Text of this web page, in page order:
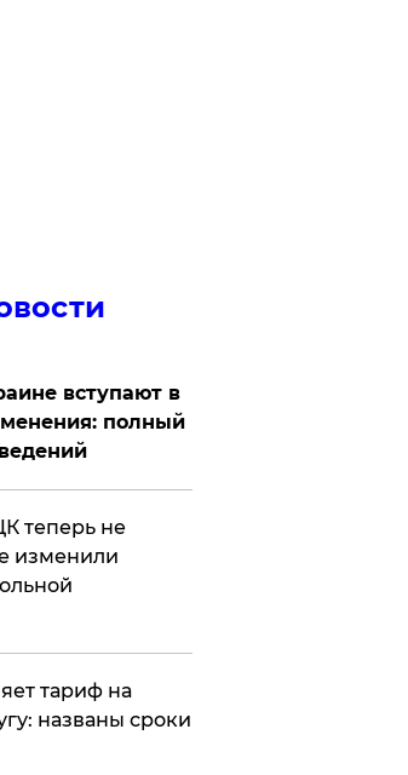
вступают в
полный
теперь не
изменили
тариф на
названы сроки